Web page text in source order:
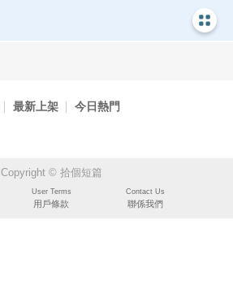
最新上架 今日熱門
Copyright © 拾個短篇
User Terms
用戶條款
Contact Us
聯係我們